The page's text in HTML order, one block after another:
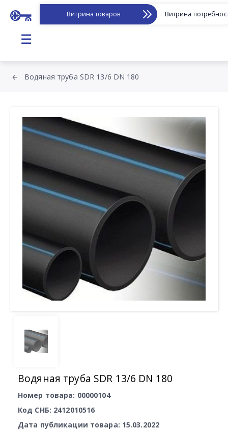
Витрина товаров Витрина
☰
Водяная труба SDR 13/6 DN 180
Водяная труба SDR 13/6 DN 180
Номер товара: 00000104
Код СНБ: 2412010516
Дата публикации товара: 15.03.2022